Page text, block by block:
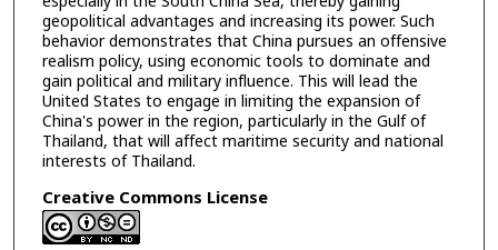
geopolitical advantages and increasing its power. Such
behavior demonstrates that China pursues an offensive
realism policy, using economic tools to dominate and
gain political and military influence. This will lead the
United States to engage in limiting the expansion of
China's power in the region, particularly in the Gulf of
Thailand, that will affect maritime security and national
interests of Thailand.
Creative Commons License